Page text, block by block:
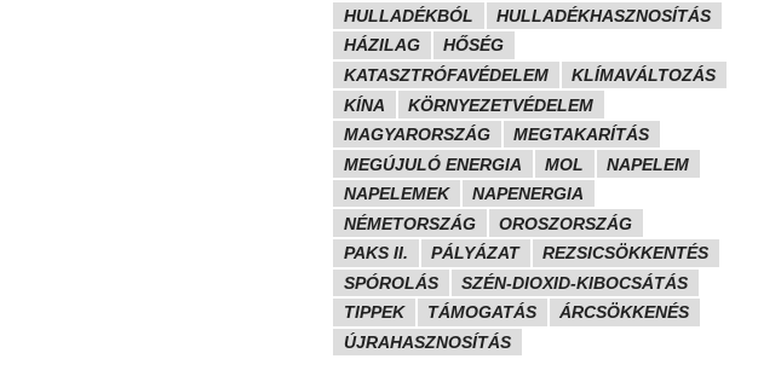
HULLADÉKBÓL
HULLADÉKHASZNOSÍTÁS
HÁZILAG
HŐSÉG
KATASZTRÓFAVÉDELEM
KLÍMAVÁLTOZÁS
KÍNA
KÖRNYEZETVÉDELEM
MAGYARORSZÁG
MEGTAKARÍTÁS
MEGÚJULÓ ENERGIA
MOL
NAPELEM
NAPELEMEK
NAPENERGIA
NÉMETORSZÁG
OROSZORSZÁG
PAKS II.
PÁLYÁZAT
REZSICSÖKKENTÉS
SPÓROLÁS
SZÉN-DIOXID-KIBOCSÁTÁS
TIPPEK
TÁMOGATÁS
ÁRCSÖKKENÉS
ÚJRAHASZNOSÍTÁS